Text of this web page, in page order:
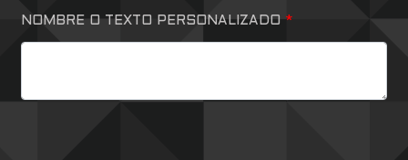
NOMBRE O TEXTO PERSONALIZADO*